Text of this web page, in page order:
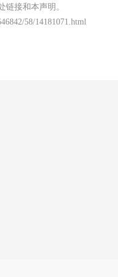
链接和本声明。
58/14181071.html